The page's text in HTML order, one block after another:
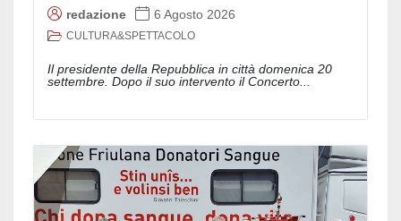
redazione 6 Agosto 2026
CULTURA&SPETTACOLO
Il presidente della Repubblica in città domenica 20
settembre. Dopo il suo intervento il Concerto...